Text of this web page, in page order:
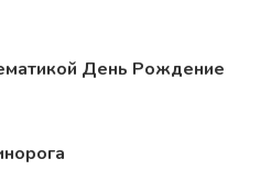
День Рождение